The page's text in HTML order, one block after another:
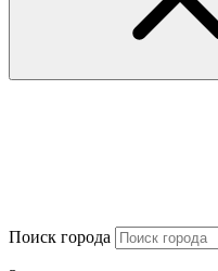
Поиск города